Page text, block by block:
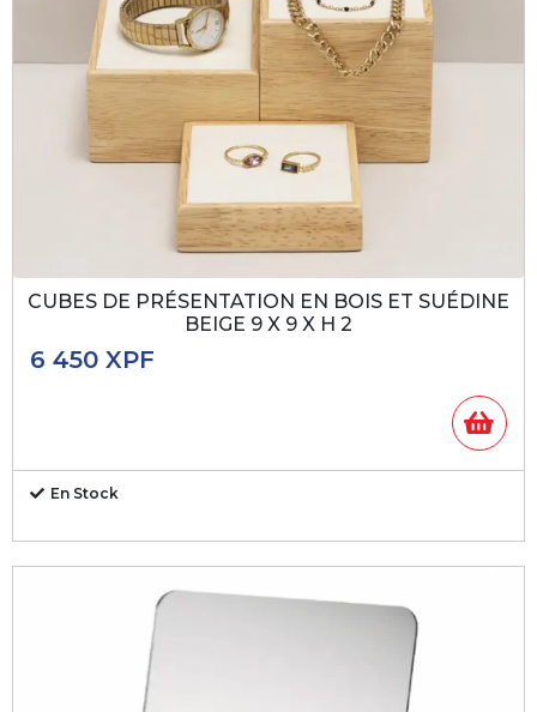
CUBES DE PRÉSENTATION EN BOIS ET SUÉDINE
BEIGE 9 X 9 X H 2
6 450XPF
En Stock